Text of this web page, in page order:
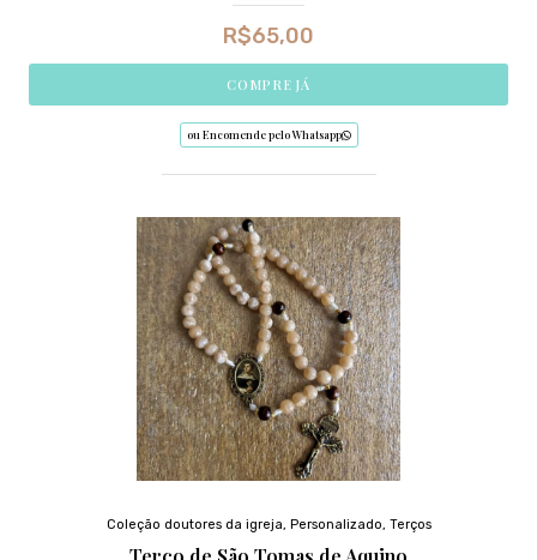
R$65,00
COMPRE JÁ
ou Encomende pelo Whatsapp
Coleção doutores da igreja, Personalizado, Terços